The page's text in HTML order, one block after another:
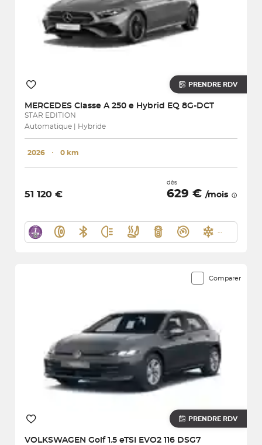
PRENDRE RDV
MERCEDES Classe A 250 e Hybrid EQ 8G-DCT
STAR EDITION
Automatique | Hybride
2026 ･ 0 km
51 120 €
dès
629 € /mois
Comparer
PRENDRE RDV
VOLKSWAGEN Golf 1.5 eTSI EVO2 116 DSG7